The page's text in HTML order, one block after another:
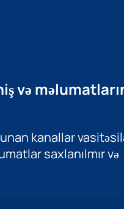
və
kanallar
saxlanılmır və